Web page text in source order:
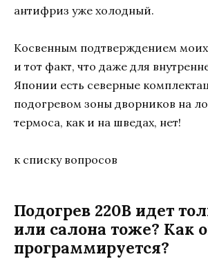
антифриз уже холодный.
Косвенным подтверждением моих
и тот факт, что даже для
Японии есть северные
подогревом зоны дворников на
термоса, как и на шведах, нет!
к списку вопросов
Подогрев 220В идет
или салона тоже? Как
программируется?